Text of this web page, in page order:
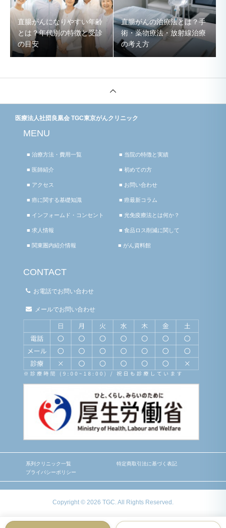
直腸がんになりやすい年齢
とは？年代別の特徴と受診
の目安
直腸がんの治療法とは？手
術・薬物療法・放射線治療
の考え方
医療法人社団良凰会 TGC東京がんクリニック
MENU
■ 治療方法・費用一覧 ■ 当院の特徴と実績
■ 医師紹介 ■ 初めての方
■ アクセス ■ お問い合わせ
■ 癌に関する基礎知識 ■ 癌最新コラム
■ インフォームド・コンセント ■ 光免疫療法とは何か？
■ 求人情報 ■ 食品ロス削減に関して
■ 関東圏内紹介情報 ■ がん資料館
CONTACT
お電話でお問い合わせ
メールでお問い合わせ
系列クリニック一覧
特定商取引法に基づく表記
プライバシーポリシー
Copyright © 2026 TGC. All Rights Reserved.